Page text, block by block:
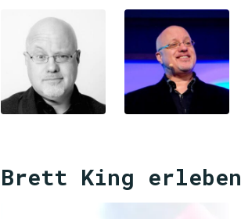
Brett King erleben